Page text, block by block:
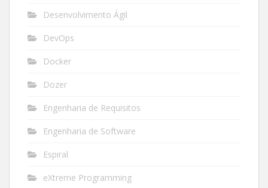
Desenvolvimento Ágil
DevOps
Docker
Dozer
Engenharia de Requisitos
Engenharia de Software
Espiral
eXtreme Programming